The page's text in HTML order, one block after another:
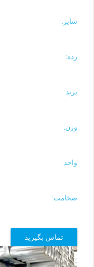
سایز:
رده:
برند:
وزن:
واحد:
ضخامت:
تماس بگیرید